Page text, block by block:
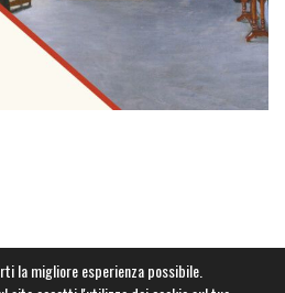
la migliore esperienza possibile.